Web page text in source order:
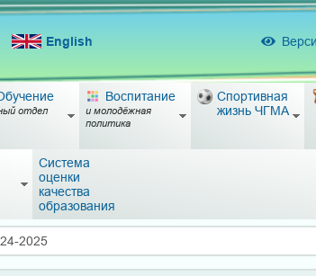
English
отдел
Воспитание
и молодёжная
политика
Спортивная
жизнь ЧГМА
Система
оценки
качества
образования
2025